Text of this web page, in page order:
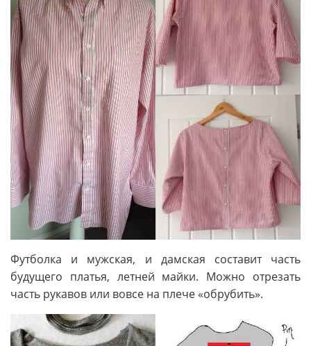
Футболка и мужская, и дамская составит часть
будущего платья, летней майки. Можно отрезать
часть рукавов или вовсе на плече «обрубить».